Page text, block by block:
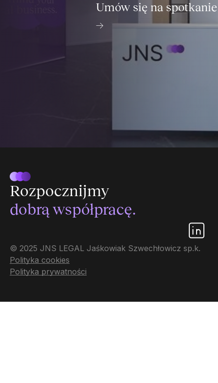
Umów się na spotkanie
→
Rozpocznijmy
dobrą współpracę.
© 2025 JNS LEGAL Jaśkowiak Szwechłowicz sp.k.
Polityka cookies
Polityka prywatności